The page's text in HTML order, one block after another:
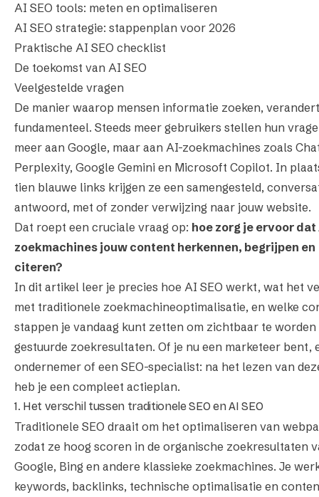
AI SEO tools: meten en optimaliseren
AI SEO strategie: stappenplan voor 2026
Praktische AI SEO checklist
De toekomst van AI SEO
Veelgestelde vragen
De manier waarop mensen informatie zoeken, verandert
fundamenteel. Steeds meer gebruikers stellen hun
meer aan Google, maar aan AI-zoekmachines zoals
Perplexity, Google Gemini en Microsoft Copilot. In
tien blauwe links krijgen ze een samengesteld,
antwoord, met of zonder verwijzing naar jouw website.
Dat roept een cruciale vraag op: hoe zorg je ervoor
zoekmachines jouw content herkennen, begrijpen en
citeren?
In dit artikel leer je precies hoe AI SEO werkt, wat het
met traditionele zoekmachineoptimalisatie, en welke
stappen je vandaag kunt zetten om zichtbaar te
gestuurde zoekresultaten. Of je nu een marketeer bent,
ondernemer of een SEO-specialist: na het lezen van
heb je een compleet actieplan.
1. Het verschil tussen traditionele SEO en AI SEO
Traditionele SEO draait om het optimaliseren van
zodat ze hoog scoren in de organische zoekresultaten
Google, Bing en andere klassieke zoekmachines. Je
keywords, backlinks, technische optimalisatie en